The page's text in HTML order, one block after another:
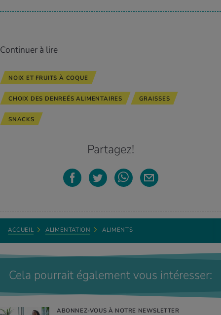
Continuer à lire
NOIX ET FRUITS À COQUE
CHOIX DES DENREÉS ALIMENTAIRES GRAISSES
SNACKS
Partagez!
ACCUEIL ALIMENTATION ALIMENTS
Cela pourrait également vous intéresser:
ABONNEZ-VOUS À NOTRE NEWSLETTER